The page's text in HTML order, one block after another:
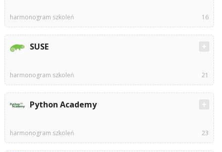
harmonogram szkoleń 16
SUSE
harmonogram szkoleń 21
Python Academy
harmonogram szkoleń 23